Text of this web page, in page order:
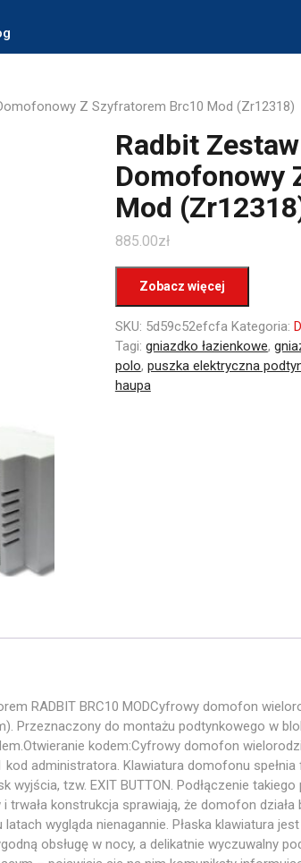
Z Szyfratorem Brc10 Mod (Zr12318)
Radbit
Domofonowy
Mod
885.00zł
Zobacz więcej
SKU: 5d59c52efcfa Kategoria:
Tagi: gniazdko łazienkowe,
polo, puszka elektryczna
haupa
RADBIT BRC10 MODCyfrowy domofon
Przeznaczony do montażu podtynkowego w
kodem:Cyfrowy domofon
administratora. Klawiatura domofonu
tzw. EXIT BUTTON. Podłączenie
konstrukcja sprawiają, że domofon
wygląda nienagannie. Płaska klawiatura
obsługę w nocy, a delikatnie wyczuwalny